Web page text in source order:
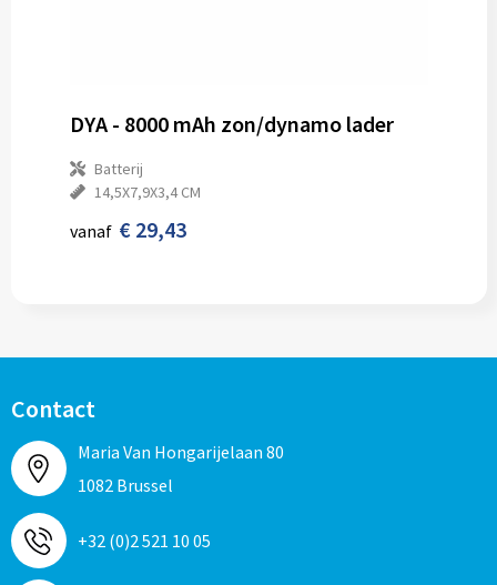
DYA - 8000 mAh zon/dynamo lader
Batterij
14,5X7,9X3,4 CM
vanaf € 29,43
Contact
Maria Van Hongarijelaan 80
1082 Brussel
+32 (0)2 521 10 05